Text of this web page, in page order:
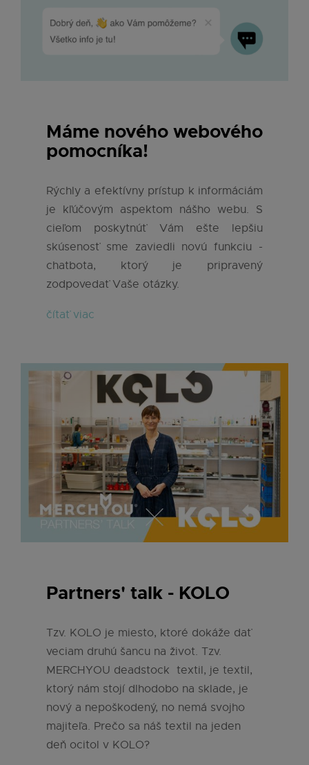
Máme nového webového
pomocníka!
Rýchly a efektívny prístup k informáciám
je kľúčovým aspektom nášho webu. S
cieľom poskytnúť Vám ešte lepšiu
skúsenosť sme zaviedli novú funkciu -
chatbota, ktorý je pripravený
zodpovedať Vaše otázky.
čítať viac
Partners' talk - KOLO
Tzv. KOLO je miesto, ktoré dokáže dať
veciam druhú šancu na život. Tzv.
MERCHYOU deadstock textil, je textil,
ktorý nám stojí dlhodobo na sklade, je
nový a nepoškodený, no nemá svojho
majiteľa. Prečo sa náš textil na jeden
deň ocitol v KOLO?